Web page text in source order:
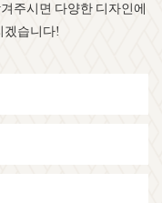
주시면 다양한 디자인에
겠습니다!